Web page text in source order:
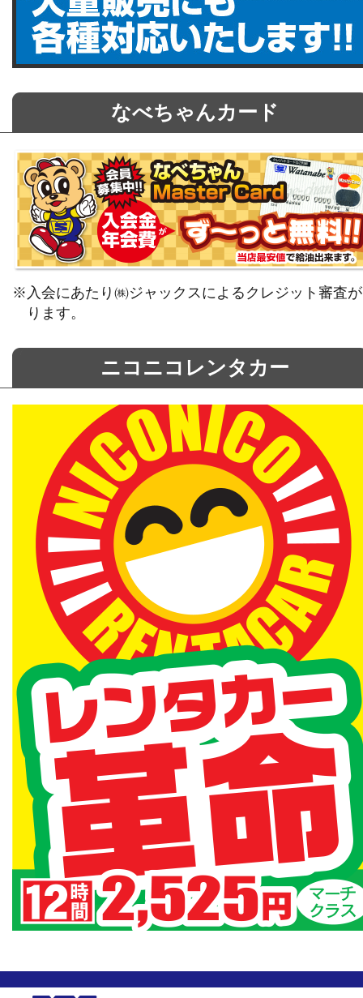
なべちゃんカード
※入会にあたり㈱ジャックスによるクレジット審査
ります。
ニコニコレンタカー